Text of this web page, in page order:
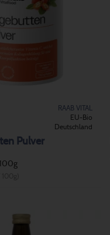
RAAB VITAL
EU-Bio
Deutschland
Pulver